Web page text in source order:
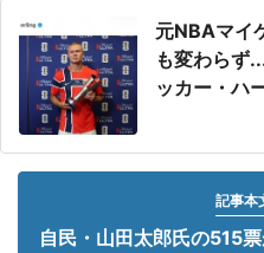
元NBAマイ
も変わらず
ッカー・ハ
記事本
自民・山田太郎氏の515